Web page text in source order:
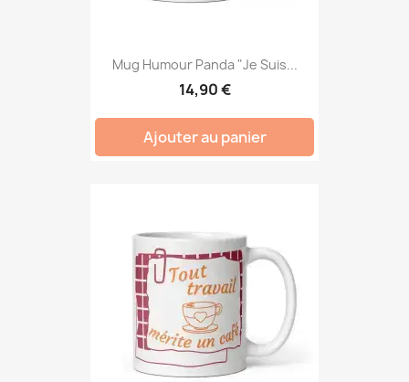
Mug Humour Panda "Je Suis...
14,90 €
Ajouter au panier